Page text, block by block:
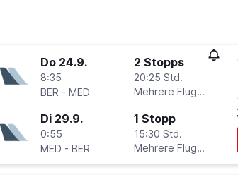
Do 24.9.
8:35
BER - MED
2 Stopps
20:25 Std.
Mehrere Fluglinien
Di 29.9.
0:55
MED - BER
1 Stopp
15:30 Std.
Mehrere Fluglinien